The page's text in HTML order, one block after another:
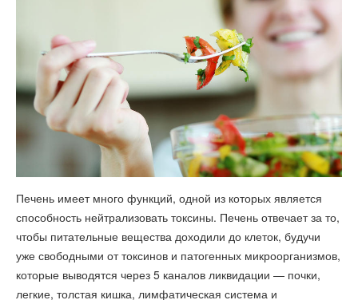
Печень имеет много функций, одной из которых является
способность нейтрализовать токсины. Печень отвечает за то,
чтобы питательные вещества доходили до клеток, будучи
уже свободными от токсинов и патогенных микроорганизмов,
которые выводятся через 5 каналов ликвидации — почки,
легкие, толстая кишка, лимфатическая система и